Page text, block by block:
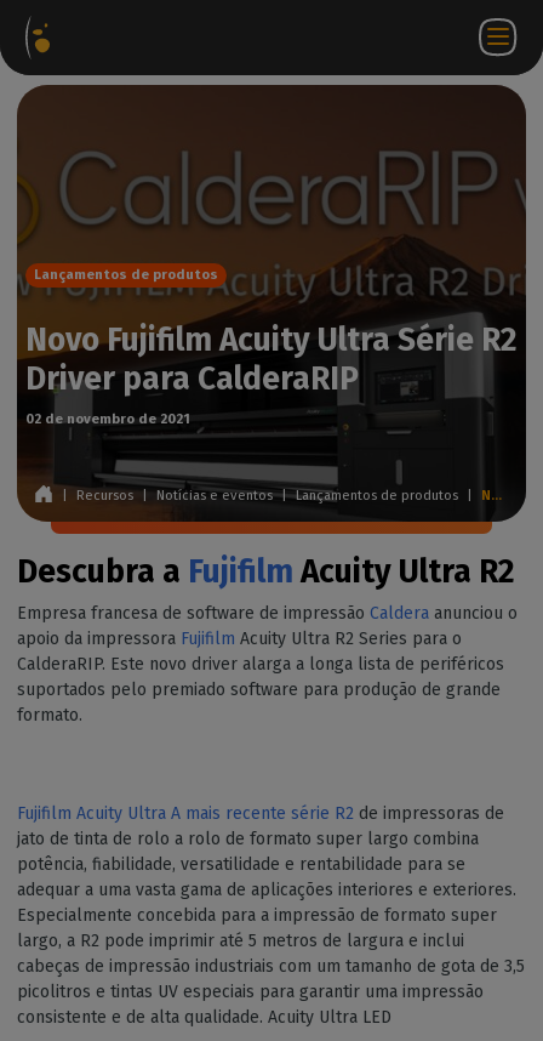
PT
Lançamentos de produtos
Novo Fujifilm Acuity Ultra Série R2
Driver para CalderaRIP
02 de novembro de 2021
Recursos Notícias e eventos | Lançamentos de produtos Novo Fujifilm Acuity Ultra Série R2 Driver para CalderaRIP
Descubra a FujifilmAcuity Ultra R2
Empresa francesa de software de impressão Caldera anunciou o
apoio da impressora Fujifilm Acuity Ultra R2 Series para o
CalderaRIP. Este novo driver alarga a longa lista de periféricos
suportados pelo premiado software para produção de grande
formato.
Fujifilm Acuity Ultra A mais recente série R2 de impressoras de
jato de tinta de rolo a rolo de formato super largo combina
potência, fiabilidade, versatilidade e rentabilidade para se
adequar a uma vasta gama de aplicações interiores e exteriores.
Especialmente concebida para a impressão de formato super
largo, a R2 pode imprimir até 5 metros de largura e inclui
cabeças de impressão industriais com um tamanho de gota de 3,5
picolitros e tintas UV especiais para garantir uma impressão
consistente e de alta qualidade. Acuity Ultra LED